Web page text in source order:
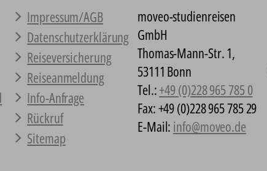
Impressum/AGB
Datenschutz­erklärung
Reiseversicherung
Reiseanmeldung
Info-Anfrage
Rückruf
Sitemap
moveo-studienreisen
GmbH
Thomas-Mann-Str. 1,
53111 Bonn
Tel.:+49 (0)228 965 785 0
Fax: +49 (0)228 965 785 29
E-Mail: info@moveo.de